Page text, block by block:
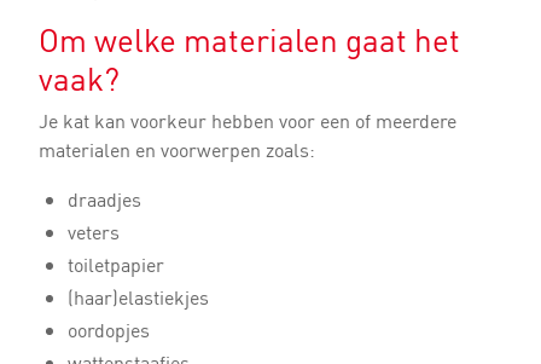
Om welke materialen gaat het
vaak?
Je kat kan voorkeur hebben voor een of meerdere
materialen en voorwerpen zoals:
draadjes
veters
toiletpapier
(haar)elastiekjes
oordopjes